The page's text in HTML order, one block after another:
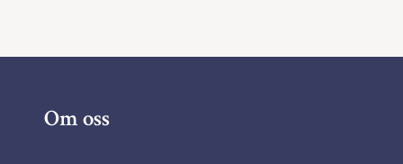
Om oss